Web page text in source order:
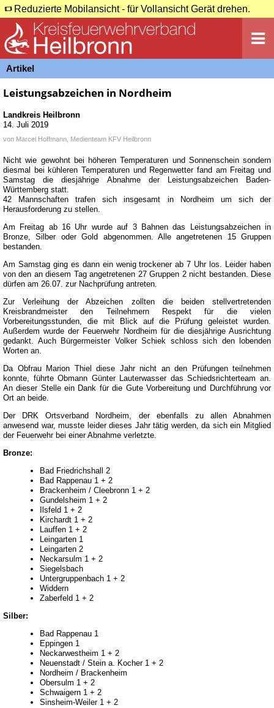
Reduzierte Mobilansicht - für Vollansicht Gerät drehen.
Artikel
Leistungsabzeichen in Nordheim
Landkreis Heilbronn
14. Juli 2019
von Marcel Hoffmann, Medienteam KFV Heilbronn
Nicht wie gewohnt bei höheren Temperaturen und Sonnenschein sondern
diesmal bei kühleren Temperaturen und Regenwetter fand am Freitag und
Samstag die diesjährige Abnahme der Leistungsabzeichen Baden-
Württemberg statt.
42 Mannschaften trafen sich insgesamt in Nordheim um sich der
Herausforderung zu stellen.
Am Freitag ab 16 Uhr wurde auf 3 Bahnen das Leistungsabzeichen in
Bronze, Silber oder Gold abgenommen. Alle angetretenen 15 Gruppen
bestanden.
Am Samstag ging es dann ein wenig trockener ab 7 Uhr los. Leider haben
von den an diesem Tag angetretenen 27 Gruppen 2 nicht bestanden. Diese
dürfen am 26.07. zur Nachprüfung antreten.
Zur Verleihung der Abzeichen zollten die beiden stellvertretenden
Kreisbrandmeister den Teilnehmern Respekt für die vielen
Vorbereitungsstunden, die mit Blick auf die Prüfung geleistet wurden.
Außerdem wurde der Feuerwehr Nordheim für die diesjährige Ausrichtung
gedankt. Auch Bürgermeister Volker Schiek schloss sich den lobenden
Worten an.
Da Obfrau Marion Thiel diese Jahr nicht an den Prüfungen teilnehmen
konnte, führte Obmann Günter Lauterwasser das Schiedsrichterteam an.
An dieser Stelle ein Dank für die Gute Vorbereitung und Durchführung vor
Ort an beide.
Der DRK Ortsverband Nordheim, der ebenfalls zu allen Abnahmen
anwesend war, musste leider dieses Jahr tätig werden, da sich ein Mitglied
der Feuerwehr bei einer Abnahme verletzte.
Bronze:
Bad Friedrichshall 2
Bad Rappenau 1 + 2
Brackenheim / Cleebronn 1 + 2
Gundelsheim 1 + 2
Ilsfeld 1 + 2
Kirchardt 1 + 2
Lauffen 1 + 2
Leingarten 1
Leingarten 2
Neckarsulm 1 + 2
Siegelsbach
Untergruppenbach 1 + 2
Widdern
Zaberfeld 1 + 2
Silber:
Bad Rappenau 1
Eppingen 1
Neckarwestheim 1 + 2
Neuenstadt / Stein a. Kocher 1 + 2
Nordheim / Brackenheim
Obersulm 1 + 2
Schwaigern 1 + 2
Sinsheim-Weiler 1 + 2